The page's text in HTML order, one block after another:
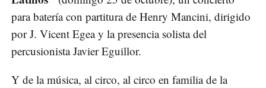
para batería con partitura de Henry Mancini, dirigido
por J. Vicent Egea y la presencia solista del
percusionista Javier Eguillor.
Y de la música, al circo, al circo en familia de la